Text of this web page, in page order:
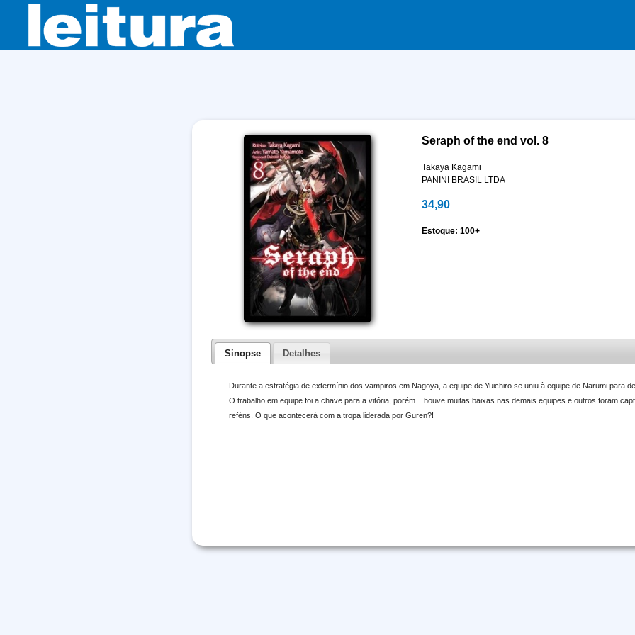
Seraph of the end vol. 8
Takaya Kagami
PANINI BRASIL LTDA
34,90
Estoque: 100+
Sinopse Detalhes
Durante a estratégia de extermínio dos vampiros em Nagoya, a equipe de Yuichiro se uniu à equipe de Narumi para
O trabalho em equipe foi a chave para a vitória, porém... houve muitas baixas nas demais equipes e outros foram
reféns. O que acontecerá com a tropa liderada por Guren?!